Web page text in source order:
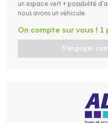
un espace vert + possibilité
nous avons un véhicule
S'engager
On compte sur vous !